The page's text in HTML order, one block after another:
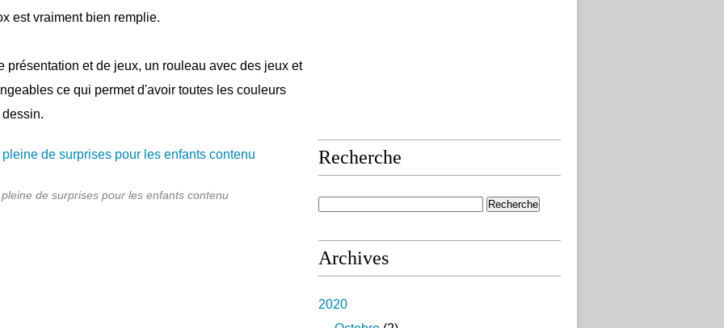
est vraiment bien remplie.
présentation et de jeux, un rouleau avec des jeux et
ce qui permet d'avoir toutes les couleurs
de surprises pour les enfants contenu
Recherche
Archives
2020